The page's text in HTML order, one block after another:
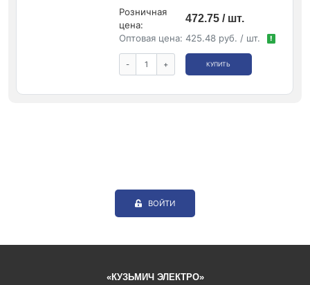
Розничная
цена:
472.75 / шт.
Оптовая цена: 425.48 руб. / шт. !
- + КУПИТЬ
ВОЙТИ
«КУЗЬМИЧ ЭЛЕКТРО»